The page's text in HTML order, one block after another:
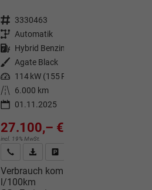
Fahrzeugnr. 3330463
Getriebe Automatik
Kraftstoff Hybrid Benzin
Außenfarbe
Agate Black
Leistung 114 kW (155 PS)
Kilometerstand
6.000 km
01.11.2025
27.100,– €
incl. 19% MwSt.
Wir rufen Sie anFahrzeugexposé (PDF)
Verbrauch kombiniert:
l/100km